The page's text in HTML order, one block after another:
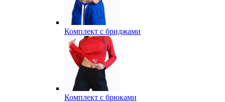
Комплект с бриджами
Комплект с брюками